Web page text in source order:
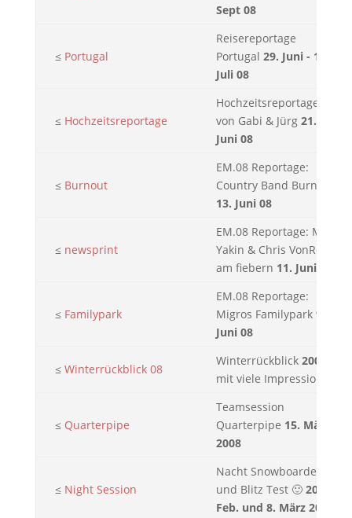
Sept 08
≤ Portugal
Reisereportage
Portugal 29. Juni - 13.
Juli 08
≤ Hochzeitsreportage
Hochzeitsreportage
von Gabi & Jürg 21.
Juni 08
≤ Burnout
EM.08 Reportage:
Country Band Burnout
13. Juni 08
≤ newsprint
EM.08 Reportage: Muri
Yakin & Chris VonRohr
am fiebern 11. Juni 08
≤ Familypark
EM.08 Reportage:
Migros Familypark 9.
Juni 08
≤ Winterrückblick 08
Winterrückblick 2008
mit viele Impressionen
≤ Quarterpipe
Teamsession
Quarterpipe 15. März
2008
≤ Night Session
Nacht Snowboarden
und Blitz Test 🙂 20.
Feb. und 8. März 2008